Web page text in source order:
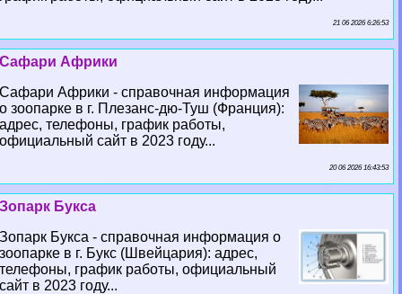
21 06 2026 6:26:53
Сафари Африки
Сафари Африки - справочная информация
о зоопарке в г. Плезанс-дю-Туш (Франция):
адрес, телефоны, график работы,
официальный сайт в 2023 году...
20 06 2026 16:43:53
Зопарк Букса
Зопарк Букса - справочная информация о
зоопарке в г. Букс (Швейцария): адрес,
телефоны, график работы, официальный
сайт в 2023 году...